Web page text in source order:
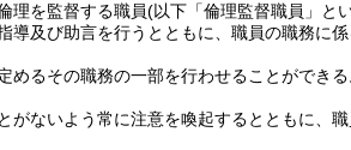
理を監督する職員(以下「倫理監督職員」と
及び助言を行うとともに、職員の職務に
めるその職務の一部を行わせることができる
ないよう常に注意を喚起するとともに、